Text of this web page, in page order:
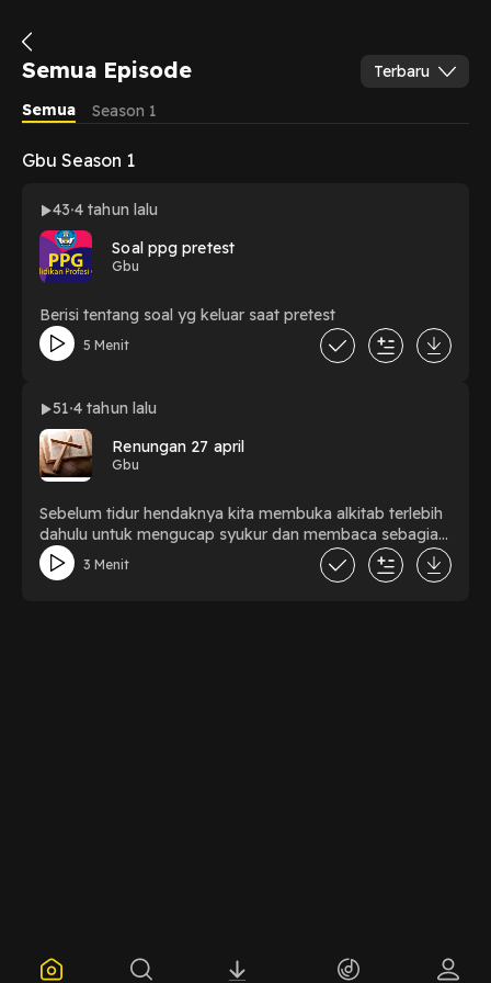
Semua Episode
Terbaru
Semua
Season 1
Gbu Season 1
43 4 tahun lalu
Soal ppg pretest
Gbu
Berisi tentang soal yg keluar saat pretest
5 Menit
51 4 tahun lalu
Renungan 27 april
Gbu
Sebelum tidur hendaknya kita membuka alkitab terlebih
dahulu untuk mengucap syukur dan membaca sebagian
firman Tuhan
3 Menit